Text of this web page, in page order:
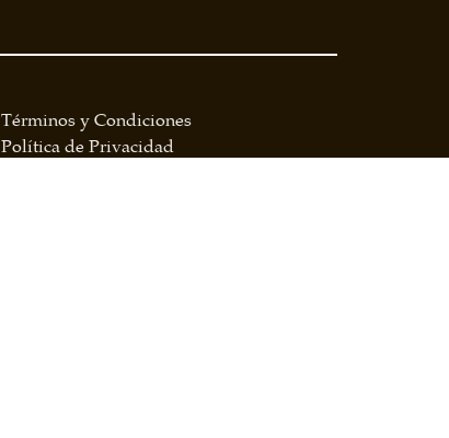
Términos y Condiciones
Política de Privacidad